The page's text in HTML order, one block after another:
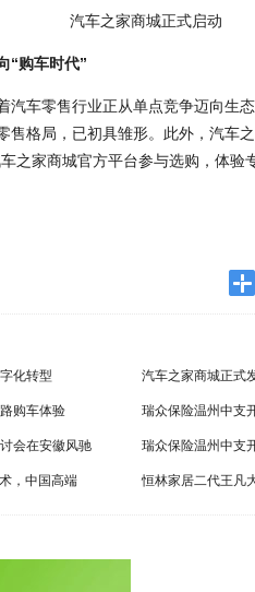
汽车之家商城正式启动
“购车时代”
汽车零售行业正从单点竞争迈向生
售格局，已初具雏形。此外，汽车
之家商城官方平台参与选购，体验
化转型 汽车之家商城正式
购车体验 瑞众保险温州中支
会在安徽风驰 瑞众保险温州中支
，中国高端 恒林家居二代王凡